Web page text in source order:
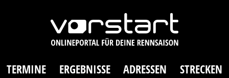
TERMINE ERGEBNISSE ADRESSEN STRECKEN